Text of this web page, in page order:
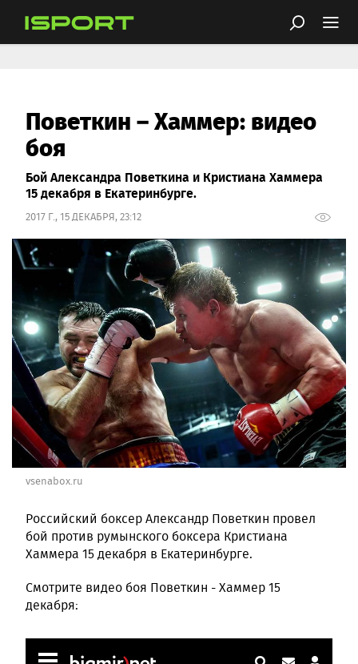
Поветкин – Хаммер: видео
боя
Бой Александра Поветкина и Кристиана Хаммера
15 декабря в Екатеринбурге.
2017 Г., 15 ДЕКАБРЯ, 23:12
vsenabox.ru
Российский боксер Александр Поветкин провел
бой против румынского боксера Кристиана
Хаммера 15 декабря в Екатеринбурге.
Смотрите видео боя Поветкин - Хаммер 15
декабря: